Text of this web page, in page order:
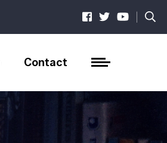
|
Contact